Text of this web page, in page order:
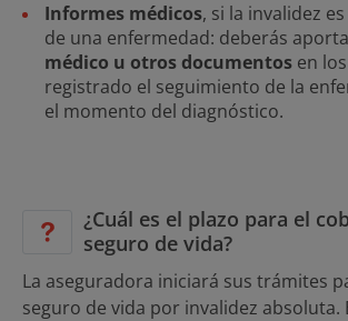
Informes médicos, si la invalidez
de una enfermedad: deberás
médico u otros documentos en
registrado el seguimiento de la
el momento del diagnóstico.
¿Cuál es el plazo para el
seguro de vida?
La aseguradora iniciará sus trámites
seguro de vida por invalidez absoluta.